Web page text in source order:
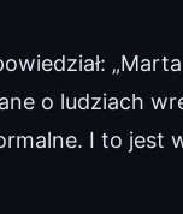
o ludziach
I to jest